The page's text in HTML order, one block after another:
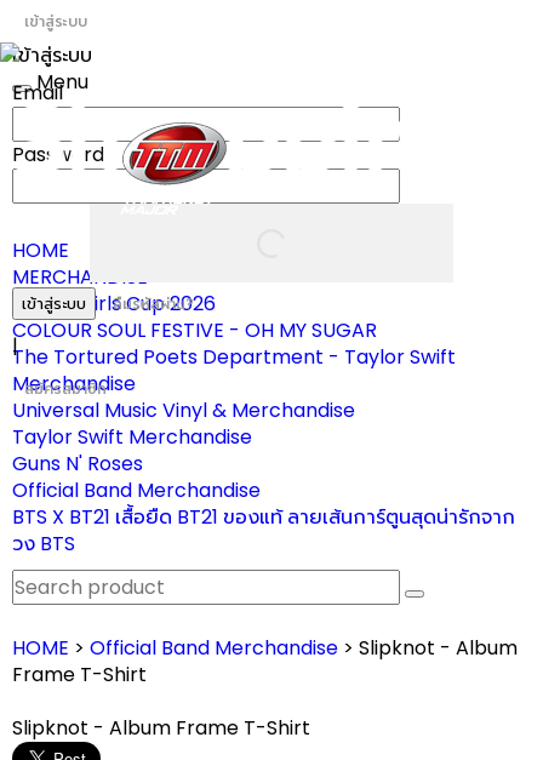
เข้าสู่ระบบ
เข้าสู่ระบบ
Email
Password
เข้าสู่ระบบ ลืมรหัสผ่าน?
|
สมัครสมาชิก
Toggle
Menu
HOME
MERCHANDISE
ผ้าเชียร์ Girls Cup 2026
COLOUR SOUL FESTIVE - OH MY SUGAR
The Tortured Poets Department - Taylor Swift
Merchandise
Universal Music Vinyl & Merchandise
Taylor Swift Merchandise
Guns N' Roses
Official Band Merchandise
BTS X BT21 เสื้อยืด BT21 ของแท้ ลายเส้นการ์ตูนสุดน่ารักจาก
วง BTS
HOME > Official Band Merchandise > Slipknot - Album
Frame T-Shirt
Slipknot - Album Frame T-Shirt